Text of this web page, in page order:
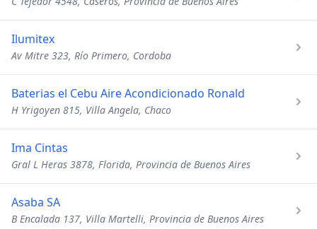
Ilumitex
Av Mitre 323, Río Primero, Cordoba
Baterias el Cebu Aire Acondicionado Ronald
H Yrigoyen 815, Villa Angela, Chaco
Ima Cintas
Gral L Heras 3878, Florida, Provincia de Buenos Aires
Asaba SA
B Encalada 137, Villa Martelli, Provincia de Buenos Aires